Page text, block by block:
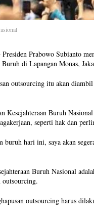
Presiden Prabowo Subianto
di Lapangan Monas,
outsourcing itu akan
Kesejahteraan Buruh
seperti hak dan
buruh hari ini, saya akan
Buruh Nasional
outsourcing.
outsourcing harus